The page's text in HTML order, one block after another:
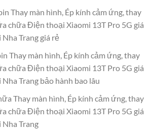
Thay màn hình, Ép kính cảm ứng, thay
chữa Điện thoại Xiaomi 13T Pro 5G giá
Trang giá rẻ
Thay màn hình, Ép kính cảm ứng, thay
chữa Điện thoại Xiaomi 13T Pro 5G giá
Trang bảo hành bao lâu
Thay màn hình, Ép kính cảm ứng, thay
chữa Điện thoại Xiaomi 13T Pro 5G giá
Trang